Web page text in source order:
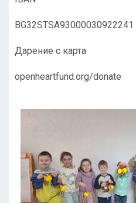
BG32STSA93000030922241
Дарение с карта
openheartfund.org/donate